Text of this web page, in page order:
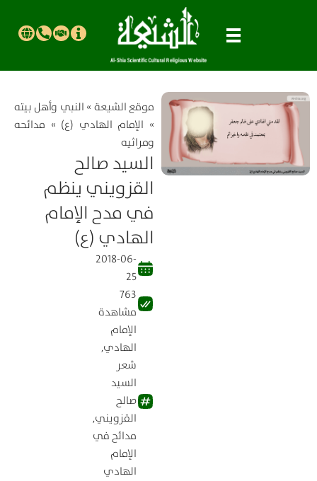
موقع الشیعة » النبي وأهل بيته
» الإمام الهادي (ع) » مدائحه
ومراثيه
السيد صالح
القزويني ینظم
في مدح الإمام
الهادي (ع)
2018-06-
25
763
مشاهدة
الإمام
الهادي,
شعر
السيد
صالح
القزويني,
مدائح في
الإمام
الهادي